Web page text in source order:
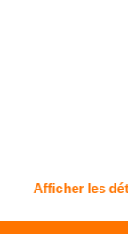
Afficher les